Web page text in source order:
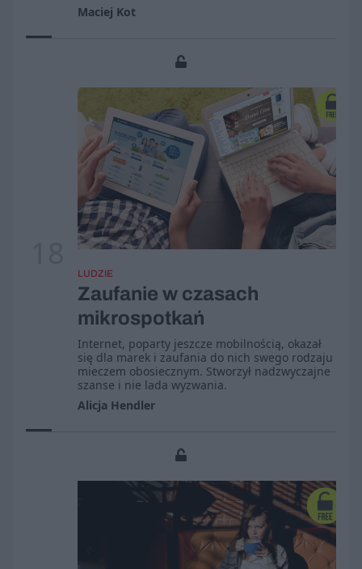
Maciej Kot
LUDZIE
Zaufanie w czasach
mikrospotkań
Internet, poparty jeszcze mobilnością, okazał
się dla marek i zaufania do nich swego rodzaju
mieczem obosiecznym. Stworzył nadzwyczajne
szanse i nie lada wyzwania.
Alicja Hendler